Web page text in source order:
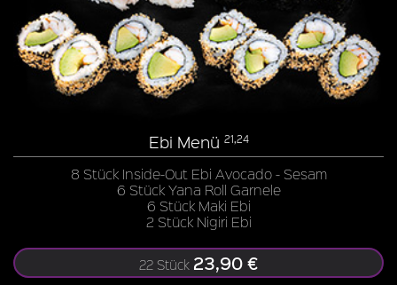
Ebi Menü 21,24
8 Stück Inside-Out Ebi Avocado - Sesam
6 Stück Yana Roll Garnele
6 Stück Maki Ebi
2 Stück Nigiri Ebi
22 Stück 23,90 €